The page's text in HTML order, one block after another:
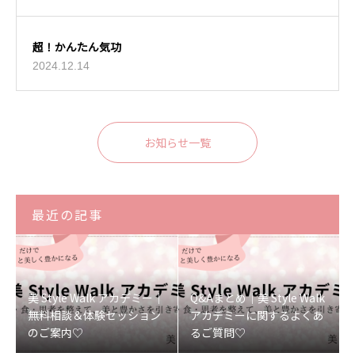
超！かんたん気功
2024.12.14
お知らせ一覧
最近の記事
美 Style Walk アカデミー｜
無料相談＆体験セッション
のご案内♡
Q&Aまとめ｜美 Style Walk
アカデミーに関するよくあ
るご質問♡